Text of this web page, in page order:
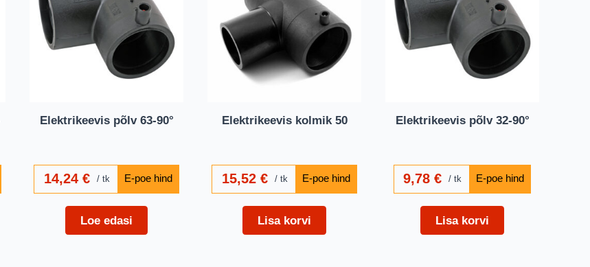
Elektrikeevis põlv 63-90°
14,24 € tk
Loe edasi
Elektrikeevis kolmik 50
15,52 € tk
Lisa korvi
Elektrikeevis põlv 32-90°
9,78€ tk
Lisa korvi